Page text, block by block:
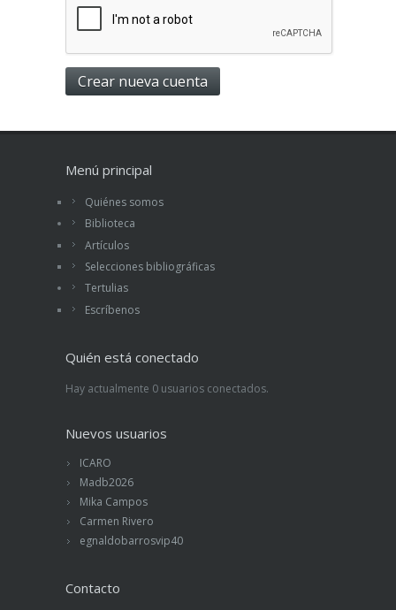
Menú principal
Quiénes somos
Biblioteca
Artículos
Selecciones bibliográficas
Tertulias
Escríbenos
Quién está conectado
Hay actualmente 0 usuarios conectados.
Nuevos usuarios
ICARO
Madb2026
Mika Campos
Carmen Rivero
egnaldobarrosvip40
Contacto